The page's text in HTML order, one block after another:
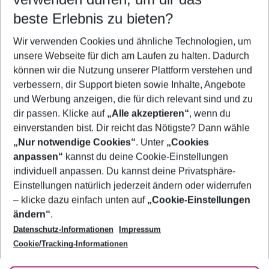
5-8 Nächte
2 Erwachsene Keine Kinder
Mehr Filter anzeigen
Footer
Footer navigation
Über uns
AGB
Bestpreisgarantie
Cookie-Einstellungen ändern
Cookie-Richtlinie
Agenturbetreuung
Barrierefreies Reisen
Folge uns
beste Erlebnis zu bieten?
Wir verwenden Cookies und ähnliche Technologien, um
unsere Webseite für dich am Laufen zu halten. Dadurch
können wir die Nutzung unserer Plattform verstehen und
verbessern, dir Support bieten sowie Inhalte, Angebote
und Werbung anzeigen, die für dich relevant sind und zu
dir passen. Klicke auf „Alle akzeptieren“, wenn du
einverstanden bist. Dir reicht das Nötigste? Dann wähle
„Nur notwendige Cookies“. Unter „Cookies
anpassen“ kannst du deine Cookie-Einstellungen
individuell anpassen. Du kannst deine Privatsphäre-
Einstellungen natürlich jederzeit ändern oder widerrufen
– klicke dazu einfach unten auf „Cookie-Einstellungen
ändern“.
Datenschutz-Informationen
Impressum
Cookie/Tracking-Informationen